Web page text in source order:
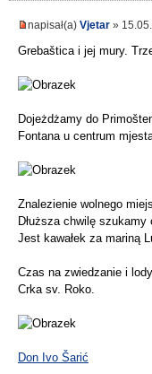
napisał(a) Vjetar »
Grebaštica i jej mury.
Dojeżdżamy do
Fontana u centrum
Znalezienie wolnego
Dłuższa chwilę szukamy
Jest kawałek za mariną
Czas na zwiedzanie i lody.
Crka sv. Roko.
Don Ivo Šarić